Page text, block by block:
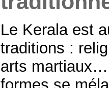
Le Kerala est
traditions :
arts